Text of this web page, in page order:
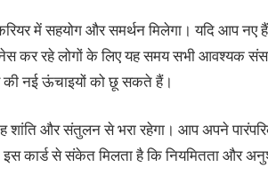
में सहयोग और समर्थन मिलेगा। यदि आप नए
कर रहे लोगों के लिए यह समय सभी आवश्यक
नई ऊंचाइयों को छू सकते हैं।
शांति और संतुलन से भरा रहेगा। आप अपने
इस कार्ड से संकेत मिलता है कि नियमितता और